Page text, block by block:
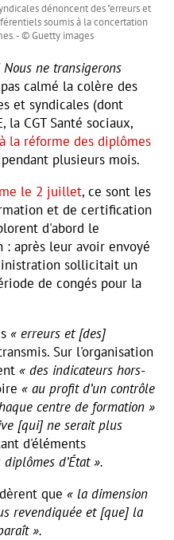
dénoncent des "erreurs et
soumis à la concertation
- © Guetty images
ne transigerons
calmé la colère des
et syndicales (dont
la CGT Santé sociaux,
la réforme des diplômes
pendant plusieurs mois.
le 2 juillet, ce sont les
et de certification
d'abord le
après leur avoir envoyé
sollicitait un
de congés pour la
« erreurs et [des]
Sur l'organisation
« des indicateurs hors-
« au profit d’un contrôle
centre de formation »
[qui] ne serait plus
d'éléments
d’État ».
que « la dimension
revendiquée et [que] la
».